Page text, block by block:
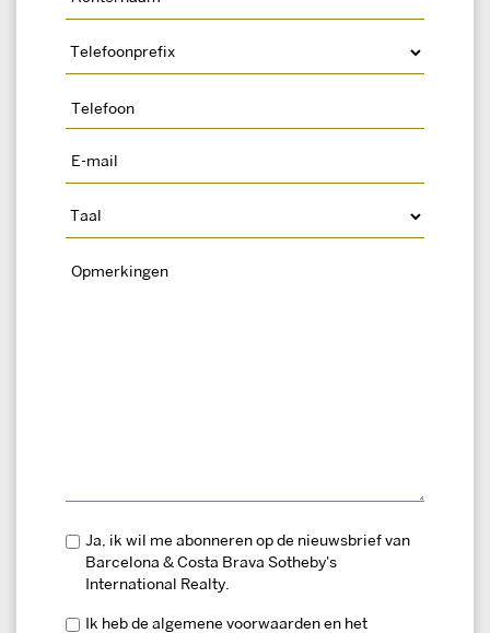
Ja, ik wil me abonneren op de nieuwsbrief van
Barcelona & Costa Brava Sotheby's
International Realty.
Ik heb de algemene voorwaarden en het